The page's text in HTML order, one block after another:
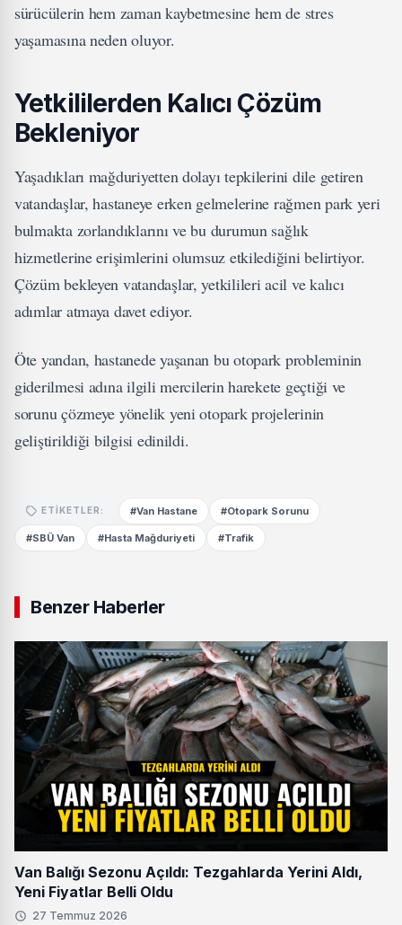
sürücülerin hem zaman kaybetmesine hem de stres
yaşamasına neden oluyor.
Yetkililerden Kalıcı Çözüm
Bekleniyor
Yaşadıkları mağduriyetten dolayı tepkilerini dile getiren
vatandaşlar, hastaneye erken gelmelerine rağmen park yeri
bulmakta zorlandıklarını ve bu durumun sağlık
hizmetlerine erişimlerini olumsuz etkilediğini belirtiyor.
Çözüm bekleyen vatandaşlar, yetkilileri acil ve kalıcı
adımlar atmaya davet ediyor.
Öte yandan, hastanede yaşanan bu otopark probleminin
giderilmesi adına ilgili mercilerin harekete geçtiği ve
sorunu çözmeye yönelik yeni otopark projelerinin
geliştirildiği bilgisi edinildi.
ETIKETLER: #Van Hastane #Otopark Sorunu
#SBÜ Van #Hasta Mağduriyeti #Trafik
Benzer Haberler
Van Balığı Sezonu Açıldı: Tezgahlarda Yerini Aldı,
Yeni Fiyatlar Belli Oldu
27 Temmuz 2026